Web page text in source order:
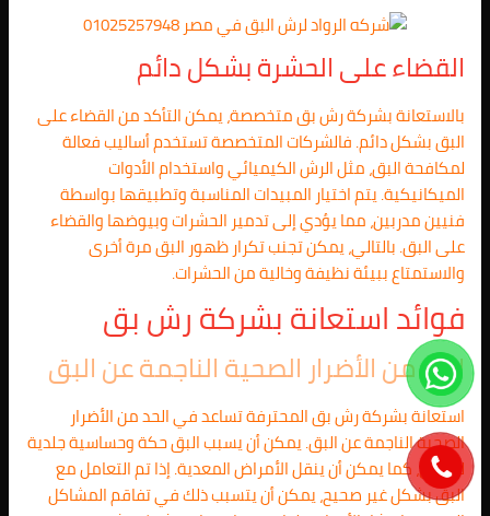
القضاء على الحشرة بشكل دائم
بالاستعانة بشركة رش بق متخصصة، يمكن التأكد من القضاء على
البق بشكل دائم. فالشركات المتخصصة تستخدم أساليب فعالة
لمكافحة البق، مثل الرش الكيميائي واستخدام الأدوات
الميكانيكية. يتم اختيار المبيدات المناسبة وتطبيقها بواسطة
فنيين مدربين، مما يؤدي إلى تدمير الحشرات وبيوضها والقضاء
على البق. بالتالي، يمكن تجنب تكرار ظهور البق مرة أخرى
والاستمتاع ببيئة نظيفة وخالية من الحشرات.
فوائد استعانة بشركة رش بق
الحد من الأضرار الصحية الناجمة عن البق
استعانة بشركة رش بق المحترفة تساعد في الحد من الأضرار
الصحية الناجمة عن البق. يمكن أن يسبب البق حكة وحساسية جلدية
للبعض، كما يمكن أن ينقل الأمراض المعدية. إذا تم التعامل مع
البق بشكل غير صحيح، يمكن أن يتسبب ذلك في تفاقم المشاكل